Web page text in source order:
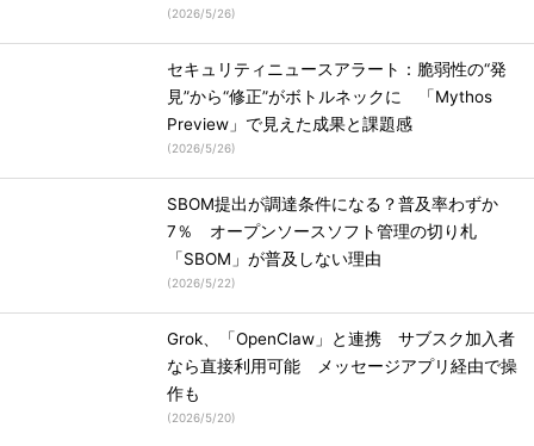
(2026/5/26)
セキュリティニュースアラート：脆弱性の“発
見”から“修正”がボトルネックに 「Mythos
Preview」で見えた成果と課題感
(2026/5/26)
SBOM提出が調達条件になる？普及率わずか
7％ オープンソースソフト管理の切り札
「SBOM」が普及しない理由
(2026/5/22)
Grok、「OpenClaw」と連携 サブスク加入者
なら直接利用可能 メッセージアプリ経由で操
作も
(2026/5/20)